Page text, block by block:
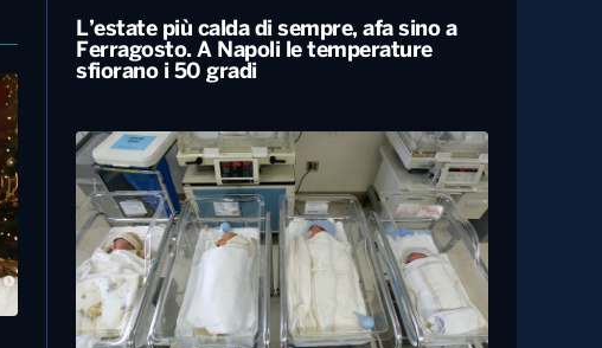
L’estate più calda di sempre, afa sino a
Ferragosto. A Napoli le temperature
sfiorano i 50 gradi